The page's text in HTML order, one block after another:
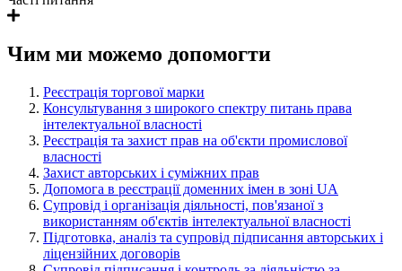
Чим ми можемо допомогти
Реєстрація торгової марки
Консультування з широкого спектру питань права
інтелектуальної власності
Реєстрація та захист прав на об'єкти промислової
власності
Захист авторських і суміжних прав
Допомога в реєстрації доменних імен в зоні UA
Супровід і організація діяльності, пов'язаної з
використанням об'єктів інтелектуальної власності
Підготовка, аналіз та супровід підписання авторських і
ліцензійних договорів